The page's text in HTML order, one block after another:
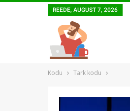
REEDE, AUGUST 7, 2026
Kodu Tark kodu